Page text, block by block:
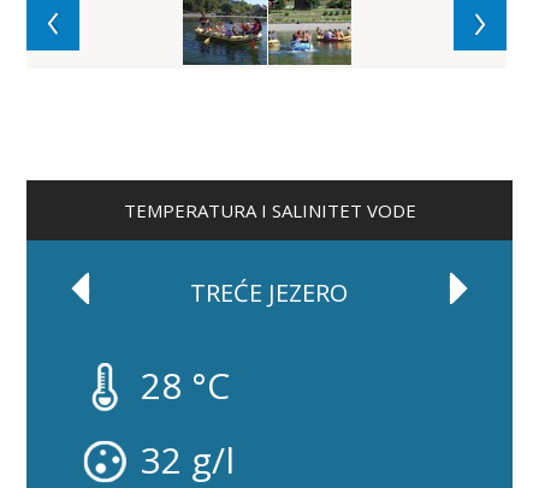
TEMPERATURA I SALINITET VODE
TREĆE JEZERO
28 °C
32 g/l